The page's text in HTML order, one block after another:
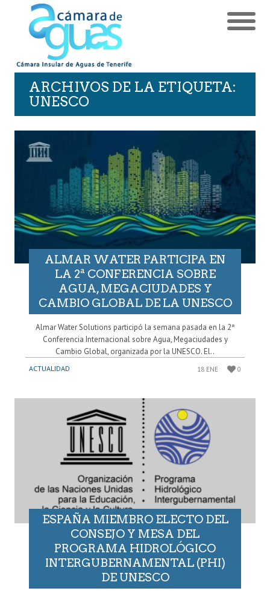
ARCHIVOS DE LA ETIQUETA:
UNESCO
ALMAR WATER PARTICIPA EN
LA 2ª CONFERENCIA SOBRE
AGUA, MEGACIUDADES Y
CAMBIO GLOBAL DE LA UNESCO
Almar Water Solutions participó la semana pasada en la 2ª
Conferencia Internacional sobre Agua, Megaciudades y
Cambio Global, organizada por la UNESCO. El..
ACTUALIDAD 18 ENE 0
ESPAÑA MIEMBRO ELECTO DEL
CONSEJO Y MESA DEL
PROGRAMA HIDROLÓGICO
INTERGUBERNAMENTAL (PHI)
DE UNESCO